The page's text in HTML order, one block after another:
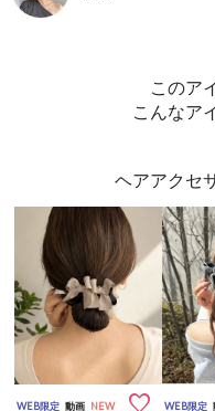
このア
こんなア
ヘアアクセ
WEB限定 動画 NEW  WEB限定